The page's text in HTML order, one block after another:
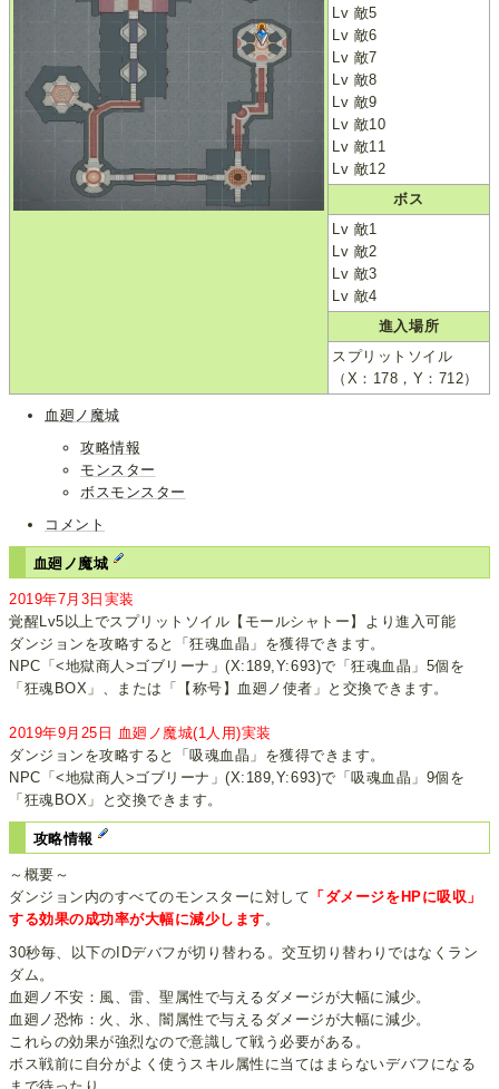
Lv 敵5
Lv 敵6
Lv 敵7
Lv 敵8
Lv 敵9
Lv 敵10
Lv 敵11
Lv 敵12
ボス
Lv 敵1
Lv 敵2
Lv 敵3
Lv 敵4
進入場所
スプリットソイル
（X：178，Y：712）
血廻ノ魔城
攻略情報
モンスター
ボスモンスター
コメント
血廻ノ魔城
2019年7月3日実装
覚醒Lv5以上でスプリットソイル【モールシャトー】より進入可能
ダンジョンを攻略すると「狂魂血晶」を獲得できます。
NPC「<地獄商人>ゴブリーナ」(X:189,Y:693)で「狂魂血晶」5個を
「狂魂BOX」、または「【称号】血廻ノ使者」と交換できます。
2019年9月25日 血廻ノ魔城(1人用)実装
ダンジョンを攻略すると「吸魂血晶」を獲得できます。
NPC「<地獄商人>ゴブリーナ」(X:189,Y:693)で「吸魂血晶」9個を
「狂魂BOX」と交換できます。
攻略情報
～概要～
ダンジョン内のすべてのモンスターに対して 「ダメージをHPに吸収」
する効果の成功率が大幅に減少します。
30秒毎、以下のIDデバフが切り替わる。交互切り替わりではなくラン
ダム。
血廻ノ不安：風、雷、聖属性で与えるダメージが大幅に減少。
血廻ノ恐怖：火、氷、闇属性で与えるダメージが大幅に減少。
これらの効果が強烈なので意識して戦う必要がある。
ボス戦前に自分がよく使うスキル属性に当てはまらないデバフになる